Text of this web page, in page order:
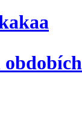
obdobích